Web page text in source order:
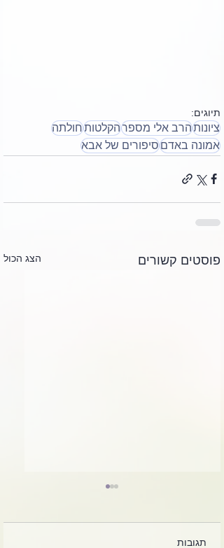
תיוגים:
ציונותהרב אלי מספרהקלטותחולתה
אמונה באדםסיפורים של אבא
פוסטים קשורים הצג הכול
תגובות